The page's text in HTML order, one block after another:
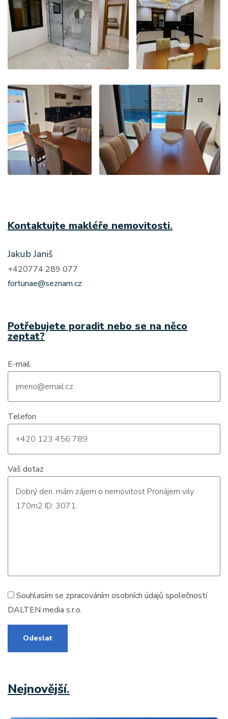
Kontaktujte makléře nemovitosti.
Jakub Janiš
+420774 289 077
fortunae@seznam.cz
Potřebujete poradit nebo se na něco
zeptat?
E-mail
Telefon
Vaš dotaz
Souhlasím se zpracováním osobních údajů společností
DALTEN media s.r.o.
Odeslat
Nejnovější.